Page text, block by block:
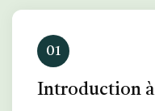
01
Introduction à